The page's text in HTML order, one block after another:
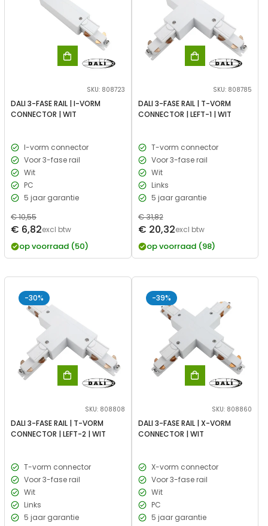
SKU: 808723
DALI 3-FASE RAIL | I-VORM
CONNECTOR | WIT
I-vorm connector
Voor 3-fase rail
Wit
PC
5 jaar garantie
Verkoopprijs
Normale
prijs
€ 10,55
€ 6,82excl btw
op voorraad (50)
SKU: 808785
DALI 3-FASE RAIL | T-VORM
CONNECTOR | LEFT-1 | WIT
T-vorm connector
Voor 3-fase rail
Wit
Links
5 jaar garantie
Verkoopprijs
Normale
prijs
€ 31,82
€ 20,32excl btw
op voorraad (98)
-30%
SKU: 808808
DALI 3-FASE RAIL | T-VORM
CONNECTOR | LEFT-2 | WIT
T-vorm connector
Voor 3-fase rail
Wit
Links
5 jaar garantie
-39%
SKU: 808860
DALI 3-FASE RAIL | X-VORM
CONNECTOR | WIT
X-vorm connector
Voor 3-fase rail
Wit
PC
5 jaar garantie